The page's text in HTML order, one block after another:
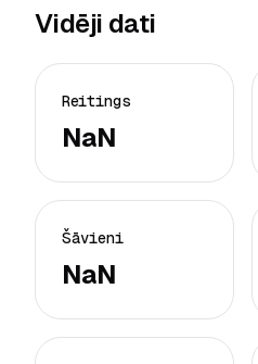
Vidēji dati
Reitings
NaN
Šāvieni
NaN